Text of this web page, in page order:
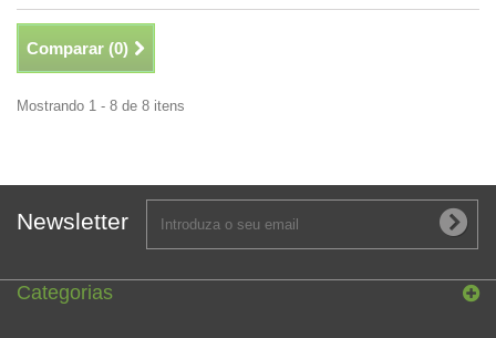
Comparar (0)
Mostrando 1 - 8 de 8 itens
Newsletter
Categorias